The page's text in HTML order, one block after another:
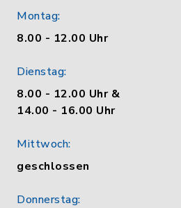
Montag:
8.00 - 12.00 Uhr
Dienstag:
8.00 - 12.00 Uhr &
14.00 - 16.00 Uhr
Mittwoch:
geschlossen
Donnerstag: